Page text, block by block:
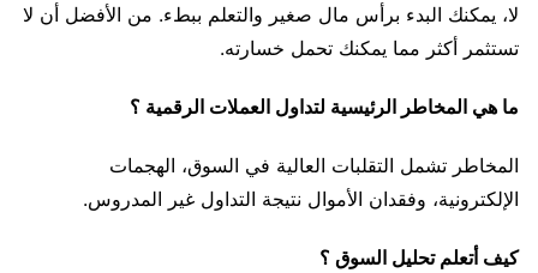
لا، يمكنك البدء برأس مال صغير والتعلم ببطء. من الأفضل أن لا
تستثمر أكثر مما يمكنك تحمل خسارته.
ما هي المخاطر الرئيسية لتداول العملات الرقمية ؟
المخاطر تشمل التقلبات العالية في السوق، الهجمات
الإلكترونية، وفقدان الأموال نتيجة التداول غير المدروس.
كيف أتعلم تحليل السوق ؟